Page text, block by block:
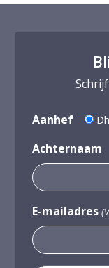
Aanhef
Achternaam
E-mailadres